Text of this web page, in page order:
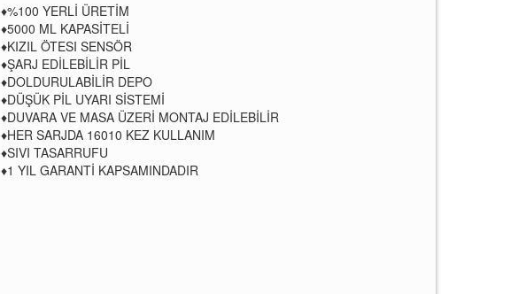
♦️%100 YERLİ ÜRETİM
♦️5000 ML KAPASİTELİ
♦️KIZIL ÖTESI SENSÖR
♦️ŞARJ EDİLEBİLİR PİL
♦️DOLDURULABİLİR DEPO
♦️DÜŞÜK PİL UYARI SİSTEMİ
♦️DUVARA VE MASA ÜZERİ MONTAJ EDİLEBİLİR
♦️HER SARJDA 16010 KEZ KULLANIM
♦️SIVI TASARRUFU
♦️1 YIL GARANTİ KAPSAMINDADIR